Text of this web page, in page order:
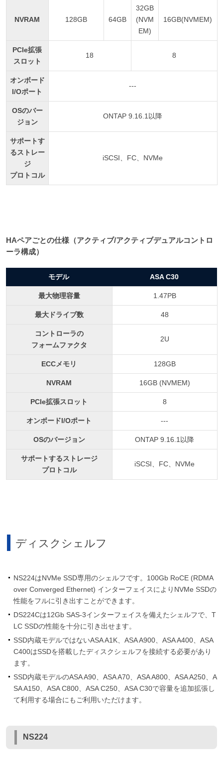
NVRAM 128GB 64GB
32GB
(NVM
EM)
16GB(NVMEM)
PCIe拡張
スロット
18 8
オンボード
I/Oポート
---
OSのバー
ジョン
ONTAP 9.16.1以降
サポートす
るストレー
ジ
プロトコル
iSCSI、FC、NVMe
HAペアごとの仕様（アクティブ/アクティブデュアルコントロ
ーラ構成）
モデル ASA C30
最大物理容量 1.47PB
最大ドライブ数 48
コントローラの
フォームファクタ
2U
ECCメモリ 128GB
NVRAM 16GB (NVMEM)
PCIe拡張スロット 8
オンボードI/Oポート ---
OSのバージョン ONTAP 9.16.1以降
サポートするストレージ
プロトコル
iSCSI、FC、NVMe
ディスクシェルフ
NS224はNVMe SSD専用のシェルフです。100Gb RoCE (RDMA
over Converged Ethernet) インターフェイスによりNVMe SSDの
性能をフルに引き出すことができます。
DS224Cは12Gb SAS-3インターフェイスを備えたシェルフで、T
LC SSDの性能を十分に引き出せます。
SSD内蔵モデルではないASA A1K、ASA A900、ASA A400、ASA
C400はSSDを搭載したディスクシェルフを接続する必要があり
ます。
SSD内蔵モデルのASA A90、ASA A70、ASA A800、ASA A250、A
SA A150、ASA C800、ASA C250、ASA C30で容量を追加拡張し
て利用する場合にもご利用いただけます。
NS224